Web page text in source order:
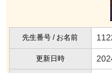
先生番号 / お名前
更新日時